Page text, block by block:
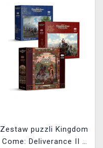
Zestaw puzzli Kingdom
Come: Deliverance II -